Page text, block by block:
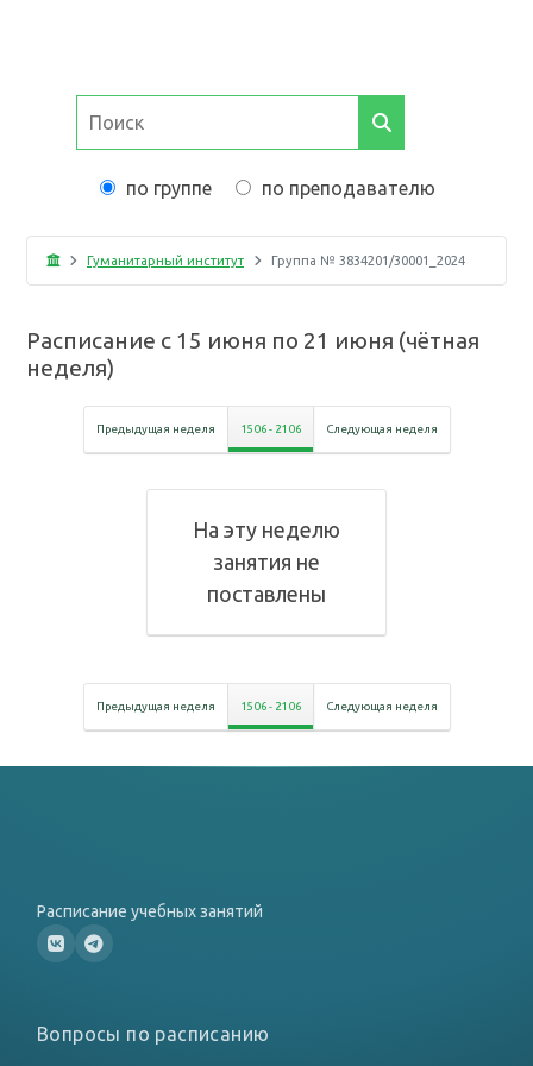
по группе по преподавателю
Гуманитарный институт Группа № 3834201/30001_2024
Расписание с 15 июня по 21 июня (чётная
неделя)
Предыдущая неделя 15 06- 21 06 Следующая неделя
На эту неделю
занятия не
поставлены
Предыдущая неделя 15 06- 21 06 Следующая неделя
Расписание учебных занятий
Вопросы по расписанию